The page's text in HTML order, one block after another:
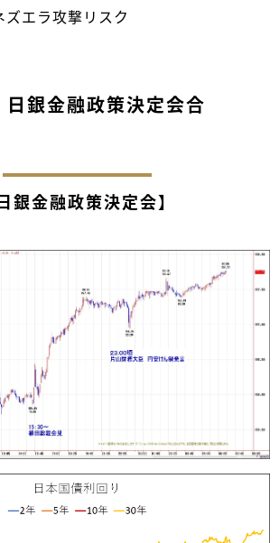
ズエラ攻撃リスク
日銀金融政策決定会合
銀金融政策決定会】